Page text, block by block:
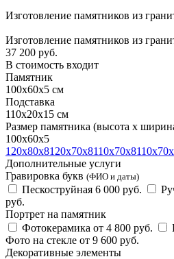
Изготовление памятников из
Изготовление памятников из
37 200 руб.
В стоимость входит
Памятник
100х60х5 см
Подставка
110х20х15 см
Размер памятника (высота х
100х60х5
120х80х8120х70х8110х70х8
Дополнительные услуги
Гравировка букв (ФИО и даты)
Пескоструйная 6 000 руб.
руб.
Портрет на памятник
Фотокерамика от 4 800 руб.
Фото на стекле от 9 600 руб.
Декоративные элементы